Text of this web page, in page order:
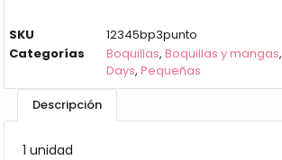
SKU
12345bp3punto
Categorías
Boquillas,Boquillas y mangas,
Days,Pequeñas
Descripción
1 unidad